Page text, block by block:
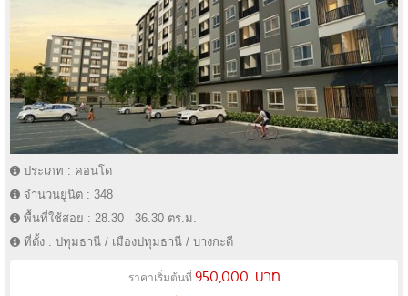
ประเภท : คอนโด
จำนวนยูนิต : 348
พื้นที่ใช้สอย : 28.30 - 36.30 ตร.ม.
ที่ตั้ง : ปทุมธานี / เมืองปทุมธานี / บางกะดี
ราคาเริ่มต้นที่ 950,000 บาท